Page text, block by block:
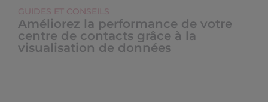
GUIDES ET CONSEILS
Améliorez la performance de votre
centre de contacts grâce à la
visualisation de données